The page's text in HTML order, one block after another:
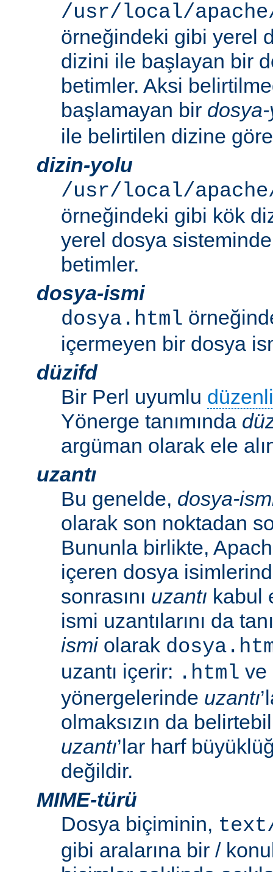
/usr/local/
örneğindeki gibi yerel
dizini ile başlayan bir
betimler. Aksi
başlamayan bir
ile belirtilen dizine göre
dizin-yolu
/usr/local/
örneğindeki gibi kök
yerel dosya
betimler.
dosya-ismi
dosya.html
içermeyen bir dosya
düzifd
Bir Perl uyumlu
Yönerge tanımında
argüman olarak ele
uzantı
Bu genelde, dosya-
olarak son noktadan
Bununla birlikte,
içeren dosya
sonrasını uzantı kabul
ismi uzantılarını da
ismiolarak
uzantı içerir: .html ve
yönergelerinde uzantı
olmaksızın da
uzantı’lar harf
değildir.
MIME-türü
Dosya biçiminin,
gibi aralarına bir /